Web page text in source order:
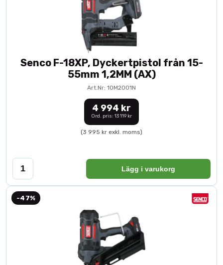
Senco F-18XP, Dyckertpistol från 15-
55mm 1,2MM (AX)
Art.Nr: 10M2001N
4 994 kr
Ord. pris: 13 119 kr
(3 995 kr exkl. moms)
Lägg i varukorg
-47%